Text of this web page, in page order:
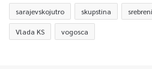
sarajevskojutro skupstina
Vlada KS vogosca